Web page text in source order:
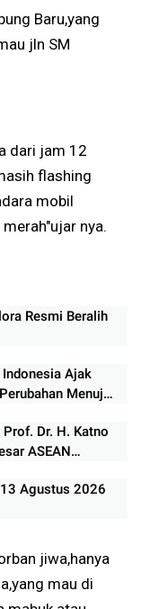
Baru,yang
jln SM
dari jam 12
flashing
mobil
nya.
Resmi Beralih
Ajak
Menuju
Dr. H. Katno
ASEAN
Agustus 2026
jiwa,hanya
mau di